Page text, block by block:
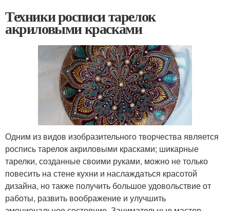
Техники росписи тарелок
акриловыми красками
Одним из видов изобразительного творчества является
роспись тарелок акриловыми красками; шикарные
тарелки, созданные своими руками, можно не только
повесить на стене кухни и наслаждаться красотой
дизайна, но также получить большое удовольствие от
работы, развить воображение и улучшить